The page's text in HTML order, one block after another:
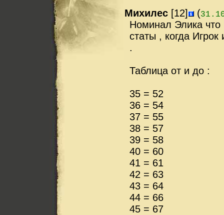
Михилес [12] (
Номинал Элика что
статы , когда
.
Таблица от и до :
35 = 52
36 = 54
37 = 55
38 = 57
39 = 58
40 = 60
41 = 61
42 = 63
43 = 64
44 = 66
45 = 67